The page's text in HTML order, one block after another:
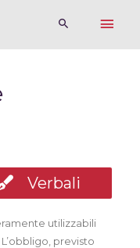
Verbali
utilizzabili
previsto